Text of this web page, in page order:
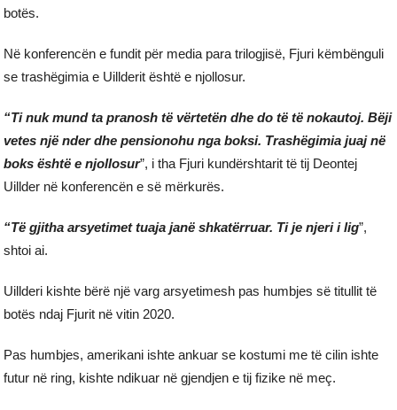
botës.
Në konferencën e fundit për media para trilogjisë, Fjuri këmbënguli
se trashëgimia e Uillderit është e njollosur.
“Ti nuk mund ta pranosh të vërtetën dhe do të të nokautoj. Bëji
vetes një nder dhe pensionohu nga boksi. Trashëgimia juaj në
boks është e njollosur”, i tha Fjuri kundërshtarit të tij Deontej
Uillder në konferencën e së mërkurës.
“Të gjitha arsyetimet tuaja janë shkatërruar. Ti je njeri i lig”,
shtoi ai.
Uillderi kishte bërë një varg arsyetimesh pas humbjes së titullit të
botës ndaj Fjurit në vitin 2020.
Pas humbjes, amerikani ishte ankuar se kostumi me të cilin ishte
futur në ring, kishte ndikuar në gjendjen e tij fizike në meç.